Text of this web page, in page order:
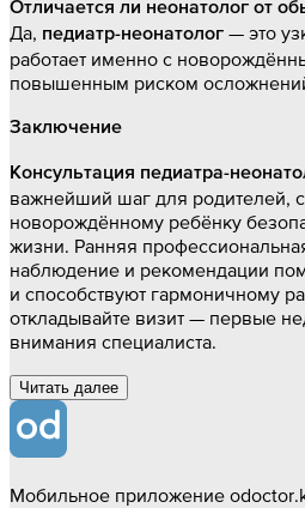
Отличается ли неонатолог от
Да, педиатр-неонатолог — это
работает именно с
повышенным риском
Заключение
Консультация педиатра-
важнейший шаг для родителей,
новорождённому ребёнку
жизни. Ранняя
наблюдение и рекомендации
и способствуют гармоничному
откладывайте визит — первые
внимания специалиста.
Читать далee
Мобильное приложение